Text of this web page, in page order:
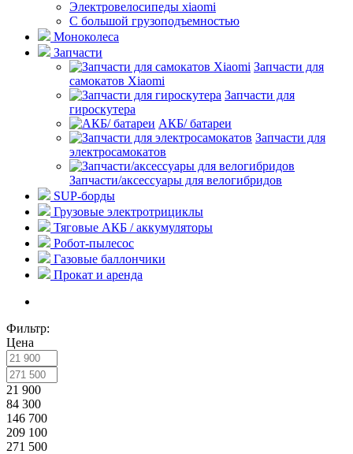
Электровелосипеды xiaomi
С большой грузоподъемностью
Моноколеса
Запчасти
Запчасти для
самокатов Xiaomi
Запчасти для
гироскутера
АКБ/ батареи
Запчасти для
электросамокатов
Запчасти/аксессуары для велогибридов
SUP-борды
Грузовые электротрициклы
Тяговые АКБ / аккумуляторы
Робот-пылесос
Газовые баллончики
Прокат и аренда
Фильтр:
Цена
21 900
84 300
146 700
209 100
271 500